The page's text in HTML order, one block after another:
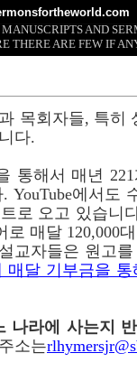
AND
THERE ARE FEW IF
목회자들, 특히
다.
통해서 매년
에서도
로 오고 있습니
매달 120,000
교자들은 원고
달 기부금을
라에 사는지
소는